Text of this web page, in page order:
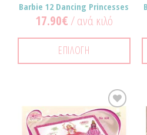
Barbie 12 Dancing Princesses
17.90€/ ανά κιλό
ΕΠΙΛΟΓΉ
Προσθήκη
στα